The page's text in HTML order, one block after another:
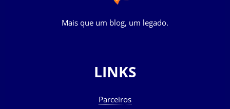
Mais que um blog, um legado.
LINKS
Parceiros